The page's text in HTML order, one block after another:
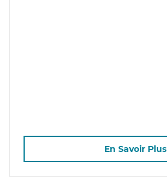
En Savoir Plus